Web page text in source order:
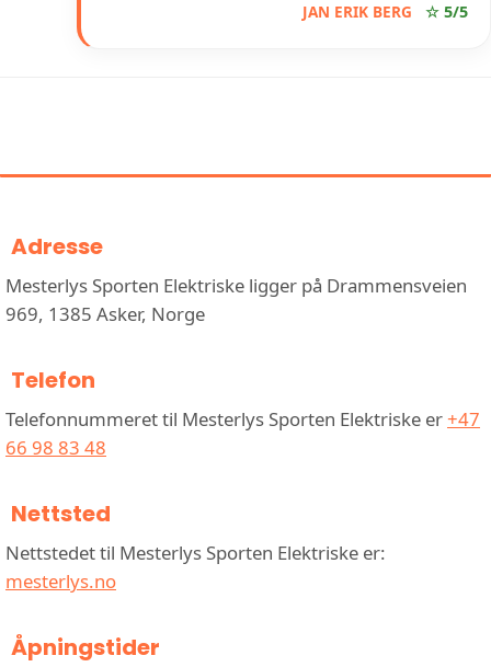
JAN ERIK BERG ☆ 5/5
Adresse
Mesterlys Sporten Elektriske ligger på Drammensveien
969, 1385 Asker, Norge
Telefon
Telefonnummeret til Mesterlys Sporten Elektriske er+47
66 98 83 48
Nettsted
Nettstedet til Mesterlys Sporten Elektriske er:
mesterlys.no
Åpningstider